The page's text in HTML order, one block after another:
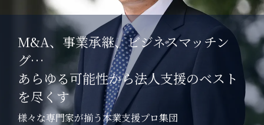
M&A、事業承継、ビジネスマッチン
グ…
あらゆる可能性から法人支援のベスト
を尽くす
様々な専門家が揃う本業支援プロ集団